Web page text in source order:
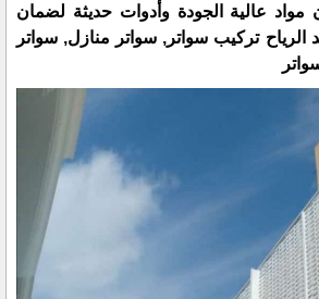
عالية الجودة وأدوات حديثة لضمان
الرياح تركيب سواتر, سواتر منازل, سواتر